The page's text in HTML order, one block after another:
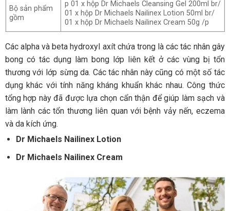
Bộ sản phẩm
gồm
p 01 x hộp Dr Michaels Cleansing Gel 200ml br/
01 x hộp Dr Michaels Nailinex Lotion 50ml br/
01 x hộp Dr Michaels Nailinex Cream 50g /p
Các alpha và beta hydroxyl axít chứa trong là các tác nhân gây
bong có tác dụng làm bong lớp liên kết ở các vùng bị tổn
thương với lớp sừng da. Các tác nhân này cũng có một số tác
dụng khác với tính năng kháng khuẩn khác nhau. Công thức
tổng hợp này đã được lựa chọn cẩn thận để giúp làm sạch và
làm lành các tổn thương liên quan với bệnh vảy nến, eczema
và da kích ứng.
Dr Michaels Nailinex Lotion
Dr Michaels Nailinex Cream